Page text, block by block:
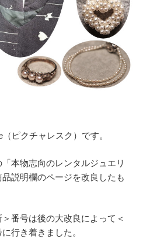
ピクチャレスク）です。
本物志向のレンタルジュエリ
説明欄のページを改良したも
番号は後の大改良によって＜
行き着きました。